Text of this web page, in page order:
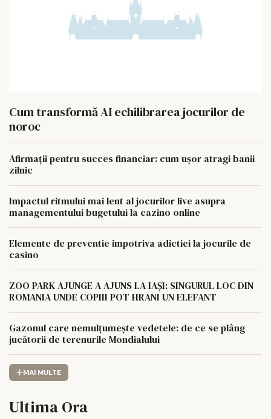
Cum transformă AI echilibrarea jocurilor de
noroc
Afirmații pentru succes financiar: cum ușor atragi banii
zilnic
Impactul ritmului mai lent al jocurilor live asupra
managementului bugetului la cazino online
Elemente de preventie impotriva adictiei la jocurile de
casino
ZOO PARK AJUNGE A AJUNS LA IAȘI: SINGURUL LOC DIN
ROMANIA UNDE COPIII POT HRANI UN ELEFANT
Gazonul care nemulțumește vedetele: de ce se plâng
jucătorii de terenurile Mondialului
MAI MULTE
Ultima Ora